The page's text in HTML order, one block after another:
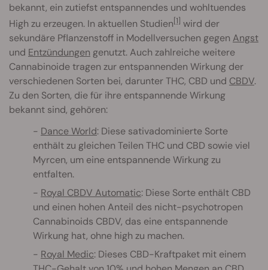
bekannt, ein zutiefst entspannendes und wohltuendes
High zu erzeugen. In aktuellen Studien[1] wird der
sekundäre Pflanzenstoff in Modellversuchen gegen Angst
und Entzündungen genutzt. Auch zahlreiche weitere
Cannabinoide tragen zur entspannenden Wirkung der
verschiedenen Sorten bei, darunter THC, CBD und CBDV.
Zu den Sorten, die für ihre entspannende Wirkung
bekannt sind, gehören:
Dance World: Diese sativadominierte Sorte
enthält zu gleichen Teilen THC und CBD sowie viel
Myrcen, um eine entspannende Wirkung zu
entfalten.
Royal CBDV Automatic: Diese Sorte enthält CBD
und einen hohen Anteil des nicht-psychotropen
Cannabinoids CBDV, das eine entspannende
Wirkung hat, ohne high zu machen.
Royal Medic: Dieses CBD-Kraftpaket mit einem